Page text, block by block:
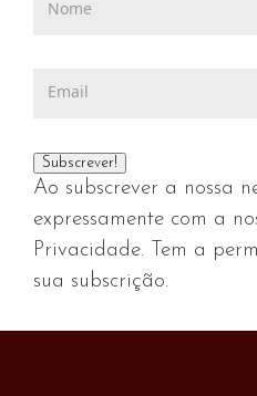
Ao subscrever a nossa
expressamente com a
Privacidade. Tem a
sua subscrição.